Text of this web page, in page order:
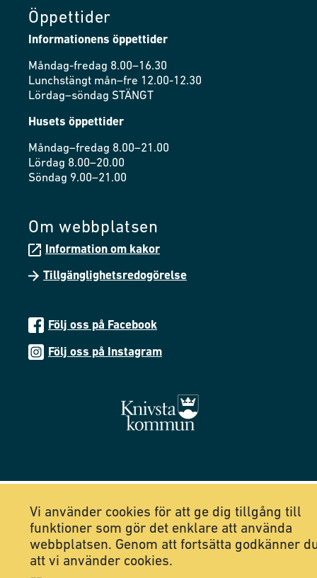
Öppettider
Informationens öppettider
Måndag-fredag 8.00–16.30
Lunchstängt mån–fre 12.00-12.30
Lördag–söndag STÄNGT
Husets öppettider
Måndag–fredag 8.00–21.00
Lördag 8.00–20.00
Söndag 9.00–21.00
Om webbplatsen
Information om kakor
Tillgänglighetsredogörelse
Följ oss på Facebook
Följ oss på Instagram
Vi använder cookies för att ge dig tillgång till
funktioner som gör det enklare att använda
webbplatsen. Genom att fortsätta godkänner
att vi använder cookies.